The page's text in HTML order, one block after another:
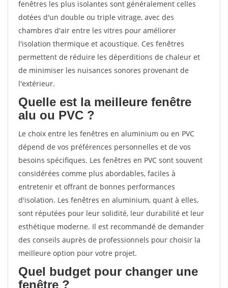
fenêtres les plus isolantes sont généralement celles
dotées d'un double ou triple vitrage, avec des
chambres d'air entre les vitres pour améliorer
l'isolation thermique et acoustique. Ces fenêtres
permettent de réduire les déperditions de chaleur et
de minimiser les nuisances sonores provenant de
l'extérieur.
Quelle est la meilleure fenêtre
alu ou PVC ?
Le choix entre les fenêtres en aluminium ou en PVC
dépend de vos préférences personnelles et de vos
besoins spécifiques. Les fenêtres en PVC sont souvent
considérées comme plus abordables, faciles à
entretenir et offrant de bonnes performances
d'isolation. Les fenêtres en aluminium, quant à elles,
sont réputées pour leur solidité, leur durabilité et leur
esthétique moderne. Il est recommandé de demander
des conseils auprès de professionnels pour choisir la
meilleure option pour votre projet.
Quel budget pour changer une
fenêtre ?